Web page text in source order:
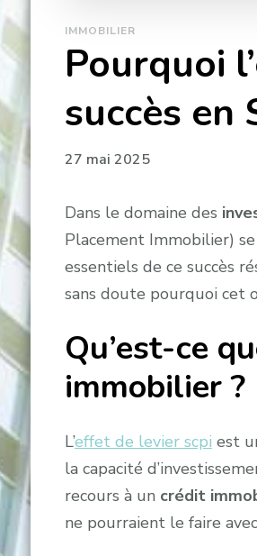
IMMOBILIER
Pourquoi
succès en
27 mai 2025
Dans le domaine des
Placement Immobilier)
essentiels de ce succès
sans doute pourquoi cet
Qu’est-ce
immobilier ?
L’effet de levier scpi est
la capacité
recours à un crédit
ne pourraient le faire